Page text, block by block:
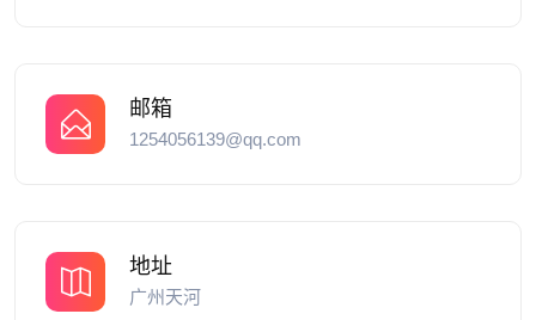
邮箱
1254056139@qq.com
地址
广州天河